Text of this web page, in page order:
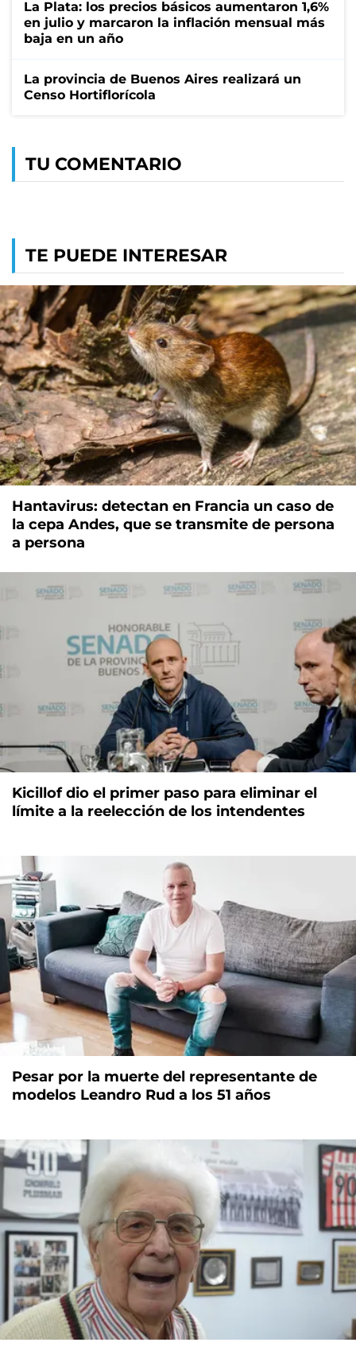
La Plata: los precios básicos aumentaron 1,6%
en julio y marcaron la inflación mensual más
baja en un año
La provincia de Buenos Aires realizará un
Censo Hortiflorícola
TU COMENTARIO
TE PUEDE INTERESAR
Hantavirus: detectan en Francia un caso de
la cepa Andes, que se transmite de persona
a persona
Kicillof dio el primer paso para eliminar el
límite a la reelección de los intendentes
Pesar por la muerte del representante de
modelos Leandro Rud a los 51 años